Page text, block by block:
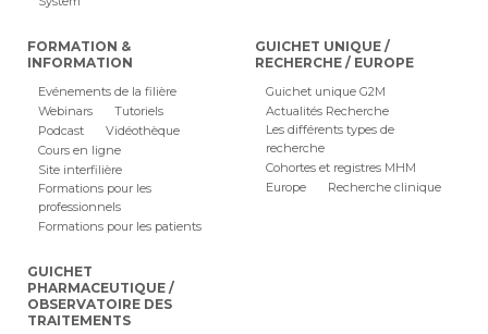
FORMATION &
INFORMATION
Evénements de la filière
Webinars
Tutoriels
Podcast
Vidéothèque
Cours en ligne
Site interfilière
Formations pour les
professionnels
Formations pour les patients
GUICHET UNIQUE /
RECHERCHE / EUROPE
Guichet unique G2M
Actualités Recherche
Les différents types de
recherche
Cohortes et registres MHM
Europe
Recherche clinique
GUICHET
PHARMACEUTIQUE /
OBSERVATOIRE DES
TRAITEMENTS